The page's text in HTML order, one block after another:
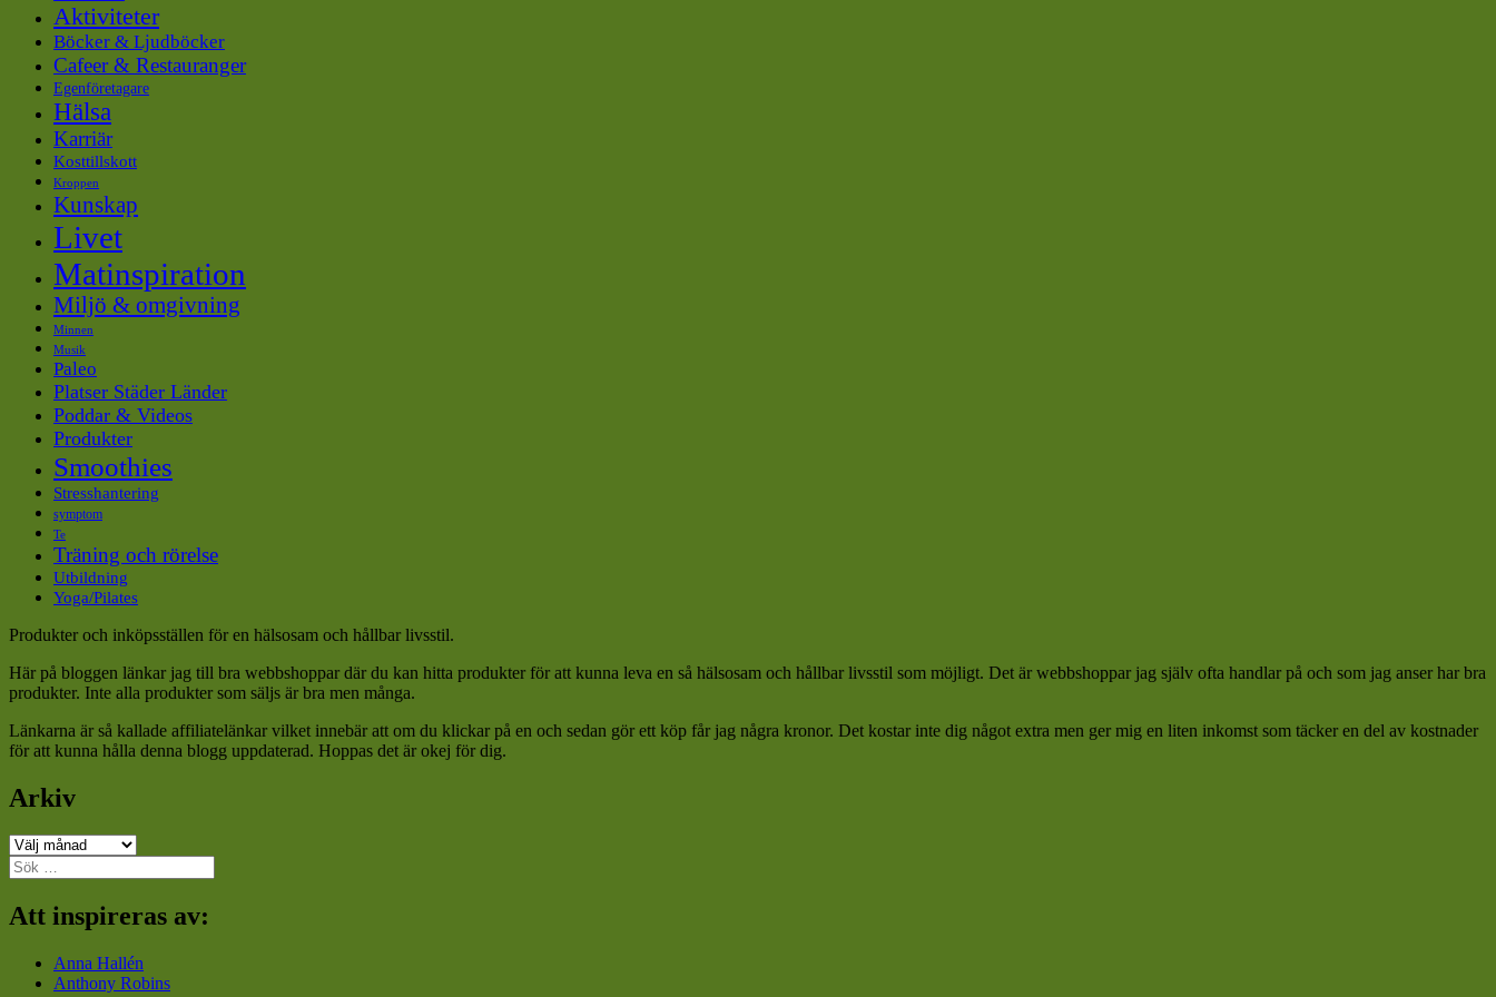
Aktiviteter
Böcker & Ljudböcker
Cafeer & Restauranger
Egenföretagare
Hälsa
Karriär
Kosttillskott
Kroppen
Kunskap
Livet
Matinspiration
Miljö & omgivning
Minnen
Musik
Paleo
Platser Städer Länder
Poddar & Videos
Produkter
Smoothies
Stresshantering
symptom
Te
Träning och rörelse
Utbildning
Yoga/Pilates
Produkter och inköpsställen för en hälsosam och hållbar livsstil.
Här på bloggen länkar jag till bra webbshoppar där du kan hitta produkter för att kunna leva en så hälsosam och hållbar livsstil som möjligt. Det är webbshoppar jag själv ofta handlar på och som jag anser har bra
produkter. Inte alla produkter som säljs är bra men många.
Länkarna är så kallade affiliatelänkar vilket innebär att om du klickar på en och sedan gör ett köp får jag några kronor. Det kostar inte dig något extra men ger mig en liten inkomst som täcker en del av kostnader
för att kunna hålla denna blogg uppdaterad. Hoppas det är okej för dig.
Arkiv
Arkiv
Sök
efter:
Att inspireras av:
Anna Hallén
Anthony Robins